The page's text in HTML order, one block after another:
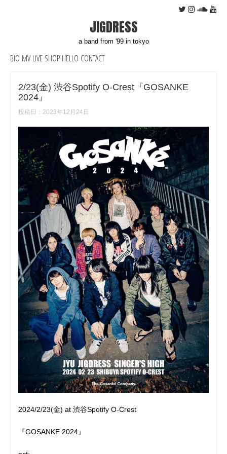
JIGDRESS
a band from '99 in tokyo
BIO MV LIVE SHOP HELLO CONTACT
2/23(金) 渋谷Spotify O-Crest『GOSANKE
2024』
投稿日： 2023年12月24日
2024/2/23(金) at 渋谷Spotify O-Crest
『GOSANKE 2024』